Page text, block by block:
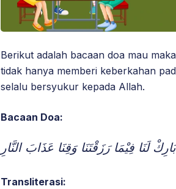
Berikut adalah bacaan doa mau
tidak hanya memberi keberkahan
selalu bersyukur kepada Allah.
Bacaan Doa:
لَنَا فِيْمَا رَزَقْتَنَا وَقِنَا عَذَابَ النَّارِ
Transliterasi: